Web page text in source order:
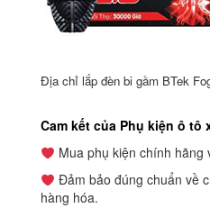
Địa chỉ lắp đèn bi gầm BTek
Cam kết của Phụ kiện ô tô
Mua phụ kiện chính hãng
Đảm bảo đúng chuẩn về
hàng hóa.